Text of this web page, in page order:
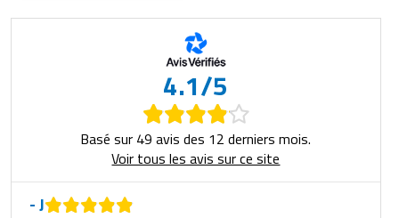
4.1/5
Basé sur 49 avis des 12 derniers mois.
Voir tous les avis sur ce site
- J